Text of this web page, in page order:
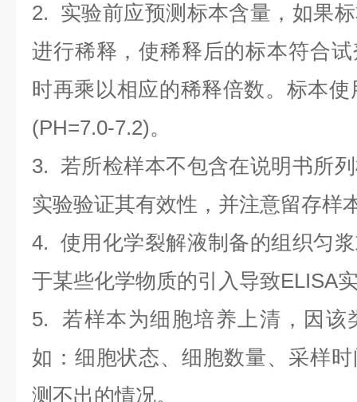
2. 实验前应预测标本含量，如果
进行稀释，使稀释后的标本符合
时再乘以相应的稀释倍数。标本
(PH=7.0-7.2)。
3. 若所检样本不包含在说明书所
实验验证其有效性，并注意留存样
4. 使用化学裂解液制备的组织匀
于某些化学物质的引入导致ELISA
5. 若样本为细胞培养上清，因该
如：细胞状态、细胞数量、采样
测不出的情况。